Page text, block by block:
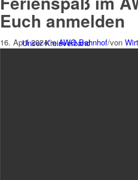
Unser Kreisverband
Euch anmelden
16. April 2024/inAWO Bahnhof/von